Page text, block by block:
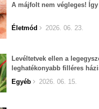
A májfolt nem végleges!
Életmód 2026. 06. 23.
Levéltetvek ellen a
leghatékonyabb filléres
Egyéb
2026. 06. 15.